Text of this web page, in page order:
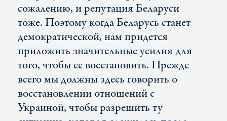
сожалению, и репутация Беларуси
тоже. Поэтому когда Беларусь станет
демократической, нам придется
приложить значительные усилия для
того, чтобы ее восстановить. Прежде
всего мы должны здесь говорить о
восстановлении отношений с
Украиной, чтобы разрешить ту